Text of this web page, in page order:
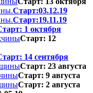
Старт:03.12.19
Старт:19.11.19
1 октября
Старт: 12
14 сентября
Старт: 23 августа
Старт: 9 августа
Старт: 2 августа